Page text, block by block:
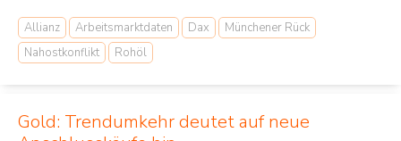
Allianz Arbeitsmarktdaten Dax
Münchener Rück
Nahostkonflikt
Rohöl
Gold: Trendumkehr deutet auf neue